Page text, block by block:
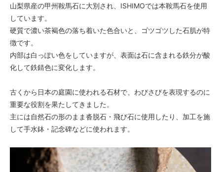
山梨県産の甲州鞍馬石に大別され、ISHIMOでは本鞍馬石を使用
しています。
硬質で濃い茶褐色の落ち着いた色合いと、ゴツゴツした石肌が特
徴です。
内部は白っぽい色をしていますが、表面は石に含まれる鉄分が酸
化して鉄錆色に変化します。
古くから日本の庭園に使われる石材で、わびさびを表現するのに
重要な役割を果たしてきました。
主には自然石の形のまま沓脱石・飛び石に使用したり、加工を施
して手水鉢・記念碑などに使われます。